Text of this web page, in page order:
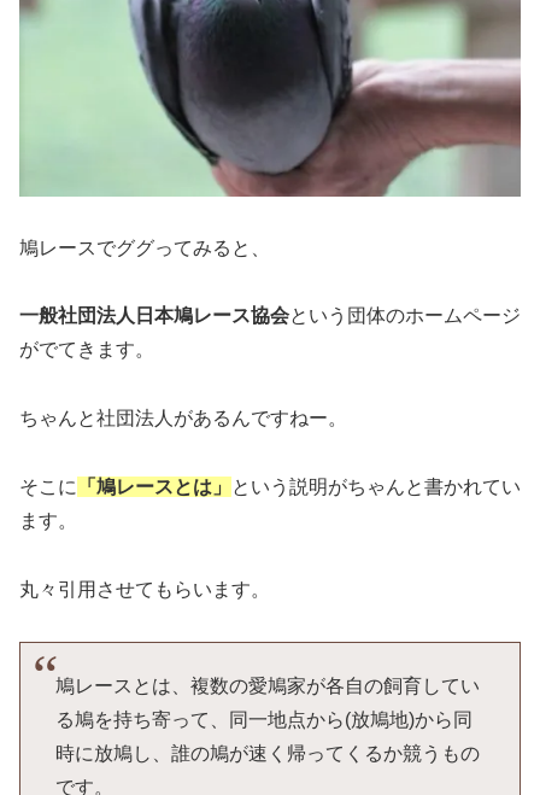
鳩レースでググってみると、
一般社団法人日本鳩レース協会という団体のホームページ
がでてきます。
ちゃんと社団法人があるんですねー。
そこに 「鳩レースとは」
という説明がちゃんと書かれてい
ます。
丸々引用させてもらいます。
鳩レースとは、複数の愛鳩家が各自の飼育してい
る鳩を持ち寄って、同一地点から(放鳩地)から同
時に放鳩し、誰の鳩が速く帰ってくるか競うもの
です。